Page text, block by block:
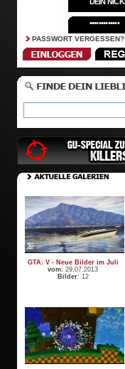
PASSWORT VERGESSEN?
GTA: V - Neue Bilder im Juli
vom: 29.07.2013
Bilder: 12